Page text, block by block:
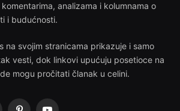
analizama i kolumnama o
i budućnosti.
na svojim stranicama prikazuje i samo
vesti, dok linkovi upućuju posetioce na
mogu pročitati članak u celini.